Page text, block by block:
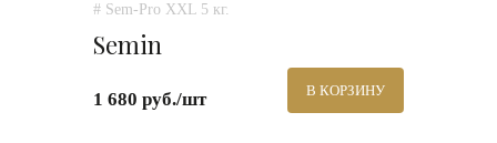
# Sem-Pro XXL 5 кг.
Semin
1 680 руб./шт В КОРЗИНУ